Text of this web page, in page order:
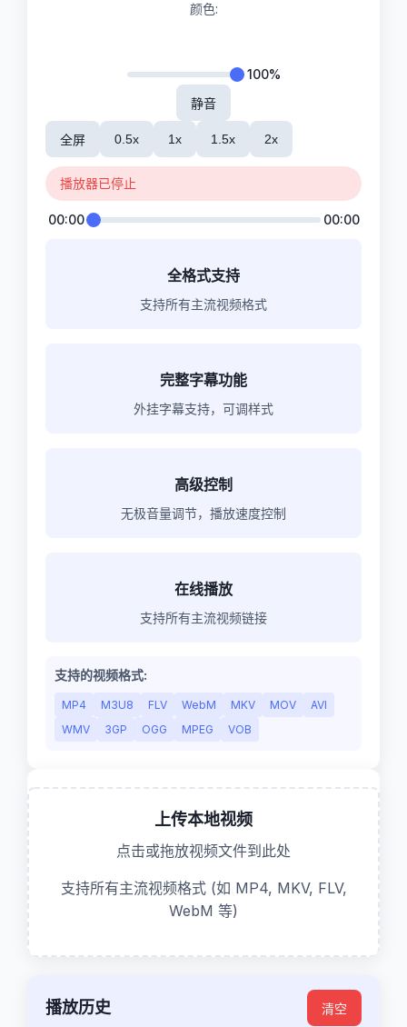
颜色:
100%
静音
全屏 0.5x 1x 1.5x 2x
播放器已停止
00:00 00:00
全格式支持
支持所有主流视频格式
完整字幕功能
外挂字幕支持，可调样式
高级控制
无极音量调节，播放速度控制
在线播放
支持所有主流视频链接
支持的视频格式:
MP4 M3U8 FLV WebM MKV MOV
AVI
WMV
3GP OGG MPEG VOB
上传本地视频
点击或拖放视频文件到此处
支持所有主流视频格式 (如 MP4, MKV, FLV,
WebM 等)
播放历史 清空